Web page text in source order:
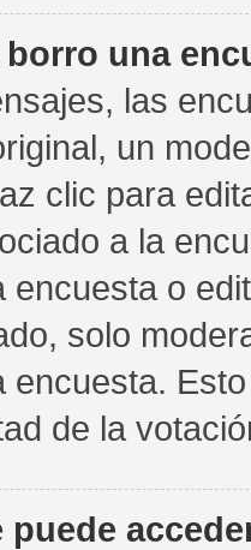
una
las
un
clic para
a la
encuesta o
solo
encuesta.
de la
puede